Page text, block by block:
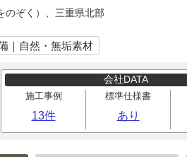
のぞく）、三重県北部
｜自然・無垢素材
会社DATA
施工事例
13件
標準仕様書
あり